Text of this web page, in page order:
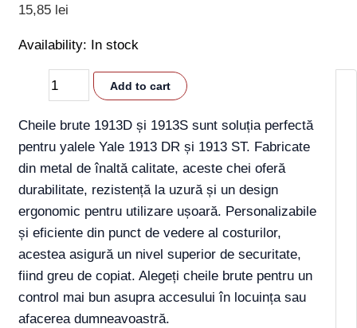
15,85 lei
Availability: In stock
Add to cart
Cheile brute 1913D și 1913S sunt soluția perfectă
pentru yalele Yale 1913 DR și 1913 ST. Fabricate
din metal de înaltă calitate, aceste chei oferă
durabilitate, rezistență la uzură și un design
ergonomic pentru utilizare ușoară. Personalizabile
și eficiente din punct de vedere al costurilor,
acestea asigură un nivel superior de securitate,
fiind greu de copiat. Alegeți cheile brute pentru un
control mai bun asupra accesului în locuința sau
afacerea dumneavoastră.